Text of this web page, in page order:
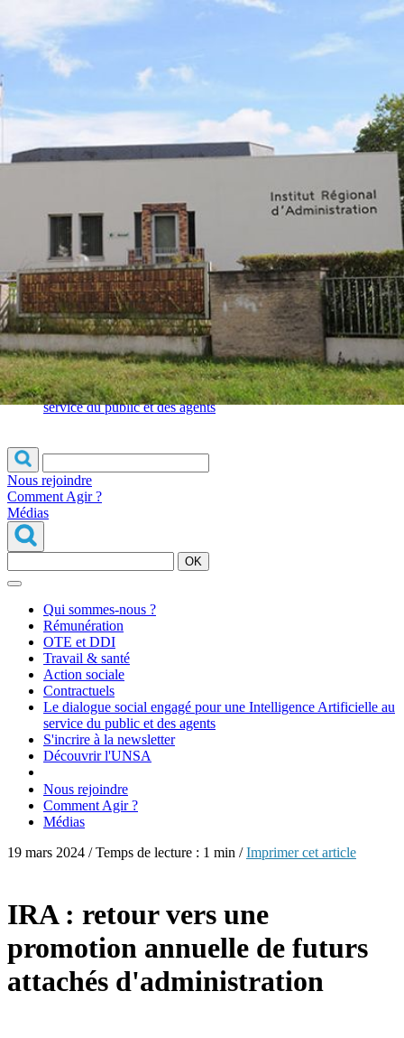
Qui
S'inscrire à
Rémunération
OTE et DDI
|
Travail & santé
|
Action sociale
Contractuels
|
Le dialogue social engagé pour une Intelligence Artificielle au
service du public et des agents
Nous rejoindre
Comment Agir ?
Médias
OK
Qui sommes-nous ?
Rémunération
OTE et DDI
Travail & santé
Action sociale
Contractuels
Le dialogue social engagé pour une Intelligence Artificielle au
service du public et des agents
S'incrire à la newsletter
Découvrir l'UNSA
Nous rejoindre
Comment Agir ?
Médias
19 mars 2024 / Temps de lecture : 1 min /Imprimer cet article
IRA : retour vers une
promotion annuelle de futurs
attachés d'administration